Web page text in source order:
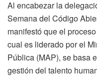
Al encabezar la
Semana del Código
manifestó que el
cual es liderado por el
Pública (MAP), se basa
gestión del talento